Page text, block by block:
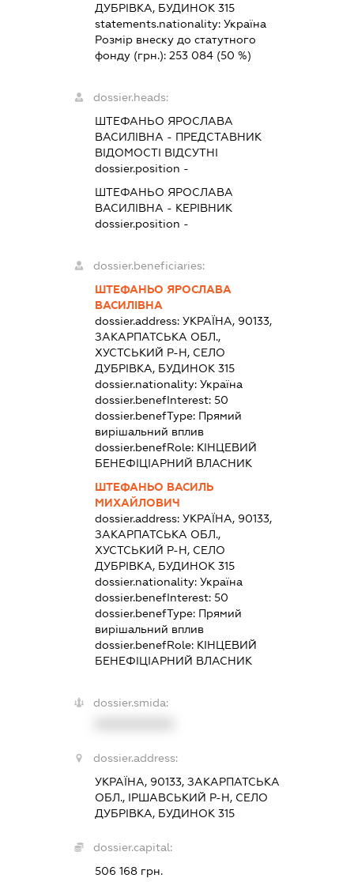
ДУБРІВКА, БУДИНОК 315
statements.nationality: Україна
Розмір внеску до статутного
фонду (грн.): 253 084(50 %)
dossier.heads:
ШТЕФАНЬО ЯРОСЛАВА
ВАСИЛІВНА - ПРЕДСТАВНИК
ВІДОМОСТІ ВІДСУТНІ
dossier.position -
ШТЕФАНЬО ЯРОСЛАВА
ВАСИЛІВНА - КЕРІВНИК
dossier.position -
dossier.beneficiaries:
ШТЕФАНЬО ЯРОСЛАВА
ВАСИЛІВНА
dossier.address: УКРАЇНА, 90133,
ЗАКАРПАТСЬКА ОБЛ.,
ХУСТСЬКИЙ Р-Н, СЕЛО
ДУБРІВКА, БУДИНОК 315
dossier.nationality: Україна
dossier.benefInterest: 50
dossier.benefType: Прямий
вирішальний вплив
dossier.benefRole: КІНЦЕВИЙ
БЕНЕФІЦІАРНИЙ ВЛАСНИК
ШТЕФАНЬО ВАСИЛЬ
МИХАЙЛОВИЧ
dossier.address: УКРАЇНА, 90133,
ЗАКАРПАТСЬКА ОБЛ.,
ХУСТСЬКИЙ Р-Н, СЕЛО
ДУБРІВКА, БУДИНОК 315
dossier.nationality: Україна
dossier.benefInterest: 50
dossier.benefType: Прямий
вирішальний вплив
dossier.benefRole: КІНЦЕВИЙ
БЕНЕФІЦІАРНИЙ ВЛАСНИК
dossier.smida:
dossier.address:
УКРАЇНА, 90133, ЗАКАРПАТСЬКА
ОБЛ., ІРШАВСЬКИЙ Р-Н, СЕЛО
ДУБРІВКА, БУДИНОК 315
dossier.capital:
506 168 грн.